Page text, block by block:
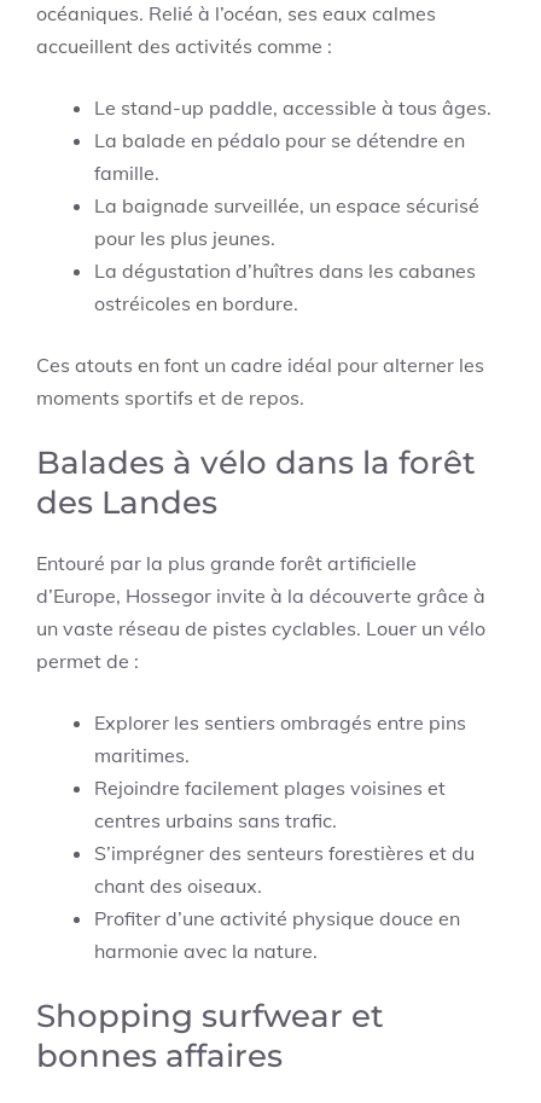
océaniques. Relié à l’océan, ses eaux calmes
accueillent des activités comme :
Le stand-up paddle, accessible à tous âges.
La balade en pédalo pour se détendre en
famille.
La baignade surveillée, un espace sécurisé
pour les plus jeunes.
La dégustation d’huîtres dans les cabanes
ostréicoles en bordure.
Ces atouts en font un cadre idéal pour alterner les
moments sportifs et de repos.
Balades à vélo dans la forêt
des Landes
Entouré par la plus grande forêt artificielle
d’Europe, Hossegor invite à la découverte grâce à
un vaste réseau de pistes cyclables. Louer un vélo
permet de :
Explorer les sentiers ombragés entre pins
maritimes.
Rejoindre facilement plages voisines et
centres urbains sans trafic.
S’imprégner des senteurs forestières et du
chant des oiseaux.
Profiter d’une activité physique douce en
harmonie avec la nature.
Shopping surfwear et
bonnes affaires